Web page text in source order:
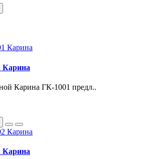
Карина
Карина ГК-1001 предл..
Карина